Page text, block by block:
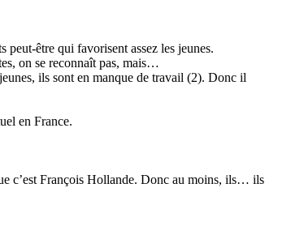
peut-être qui favorisent assez les jeunes.
on se reconnaît pas, mais…
ils sont en manque de travail (2). Donc il
en France.
c’est François Hollande. Donc au moins, ils… ils